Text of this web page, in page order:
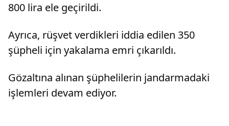
800 lira ele geçirildi.
Ayrıca, rüşvet verdikleri iddia edilen 350
şüpheli için yakalama emri çıkarıldı.
Gözaltına alınan şüphelilerin jandarmadaki
işlemleri devam ediyor.